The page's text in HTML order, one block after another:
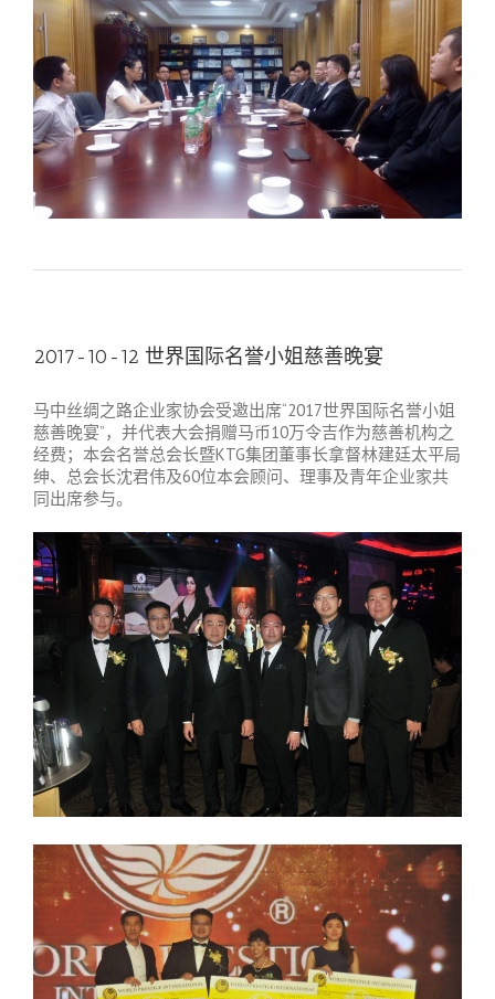
2017-10-12 世界国际名誉小姐慈善晚宴
马中丝绸之路企业家协会受邀出席“2017世界国际名誉小姐
慈善晚宴”，并代表大会捐赠马币10万令吉作为慈善机构之
经费；本会名誉总会长暨KTG集团董事长拿督林建廷太平局
绅、总会长沈君伟及60位本会顾问、理事及青年企业家共
同出席参与。